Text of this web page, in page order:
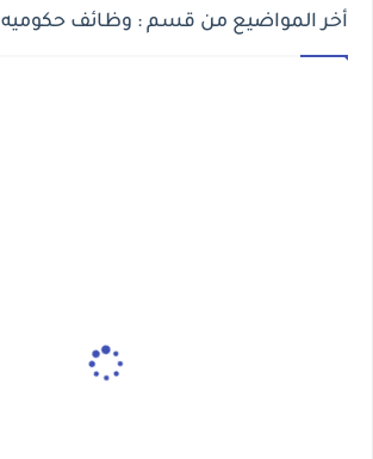
أخر المواضيع من قسم : وظائف حكوميه